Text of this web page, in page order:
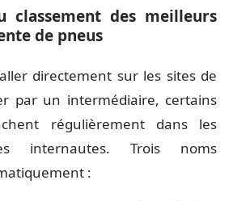
classement des meilleurs
de pneus
directement sur les sites de
par un intermédiaire, certains
régulièrement dans les
internautes. Trois noms
: